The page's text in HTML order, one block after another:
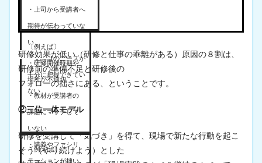
・上司から受講者へ
期待が伝わっていな
い
・受講者のニーズが
十分に把握できてい
ない
〔例えば〕
・研修開催時期や
場所が不適切
・教材が受講者の
課題にマッチして
いない
・講義やファシリ
テーションが拙い
〔例えば〕
研修効果が低い（研修と仕事の乖離がある）原因の８割は、
研修前の準備不足と研修後の
フォローの拙さにある、ということです。
②三位一体モデル
研修を受講して「気づき」を得て、 現場で新たな行動を起こ
そう（やり続けよう）とした